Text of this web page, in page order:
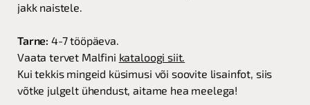
jakk naistele.
Tarne: 4-7 tööpäeva.
Vaata tervet Malfini kataloogi siit.
Kui tekkis mingeid küsimusi või soovite lisainfot, siis
võtke julgelt ühendust, aitame hea meelega!